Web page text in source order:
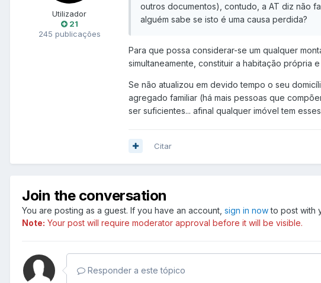
Utilizador
21
245 publicações
outros documentos), contudo, a AT diz não
alguém sabe se isto é uma causa perdida?
Para que possa considerar-se um qualquer
simultaneamente, constituir a habitação própria
Se não atualizou em devido tempo o seu
agregado familiar (há mais pessoas que
ser suficientes... afinal qualquer imóvel tem
Citar
Join the conversation
You are posting as a guest. If you have an account, sign in nowto post with
Note: Your post will require moderator approval before it will be visible.
Responder a este tópico